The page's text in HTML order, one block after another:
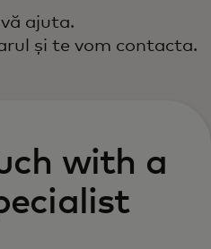
ajuta.
și te vom contacta.
with a